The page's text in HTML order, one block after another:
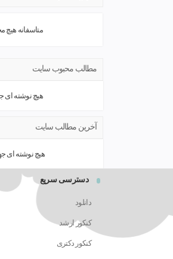
متاسفانه هیچ
مطالب محبوب سایت
هیچ نوشته ای
آخرین مطالب سایت
هیچ نوشته ای
دسترسی سریع
دانلود
کنکور ارشد
کنکور دکتری